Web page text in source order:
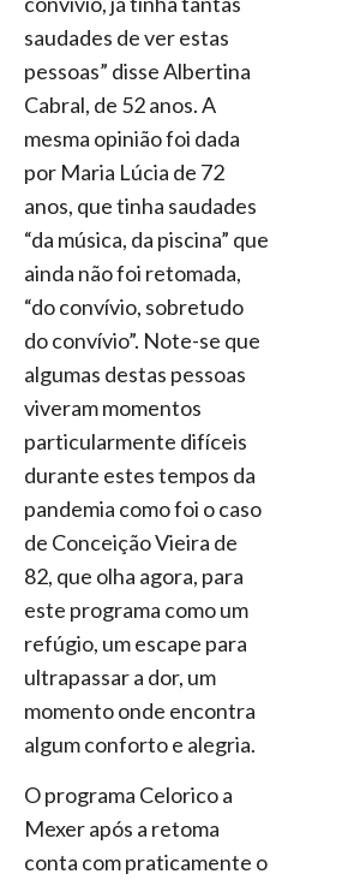
saudades de ver estas
pessoas” disse Albertina
Cabral, de 52 anos. A
mesma opinião foi dada
por Maria Lúcia de 72
anos, que tinha saudades
“da música, da piscina” que
ainda não foi retomada,
“do convívio, sobretudo
do convívio”. Note-se que
algumas destas pessoas
viveram momentos
particularmente difíceis
durante estes tempos da
pandemia como foi o caso
de Conceição Vieira de
82, que olha agora, para
este programa como um
refúgio, um escape para
ultrapassar a dor, um
momento onde encontra
algum conforto e alegria.
O programa Celorico a
Mexer após a retoma
conta com praticamente o